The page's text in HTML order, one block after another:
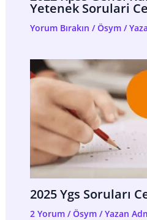
Yetenek Sorulari
Yorum Bırakın /Ösym/
2025 Ygs Soruları
2 Yorum /Ösym/ Yazan